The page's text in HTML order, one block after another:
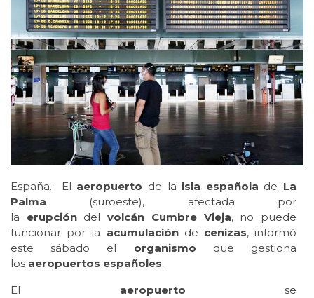
España.- El aeropuerto de la isla española de La
Palma (suroeste), afectada por
la erupcióndelvolcán Cumbre Vieja, no puede
funcionar por la acumulaciónde cenizas, informó
este sábado el organismo que gestiona
los aeropuertos españoles.
El aeropuerto se